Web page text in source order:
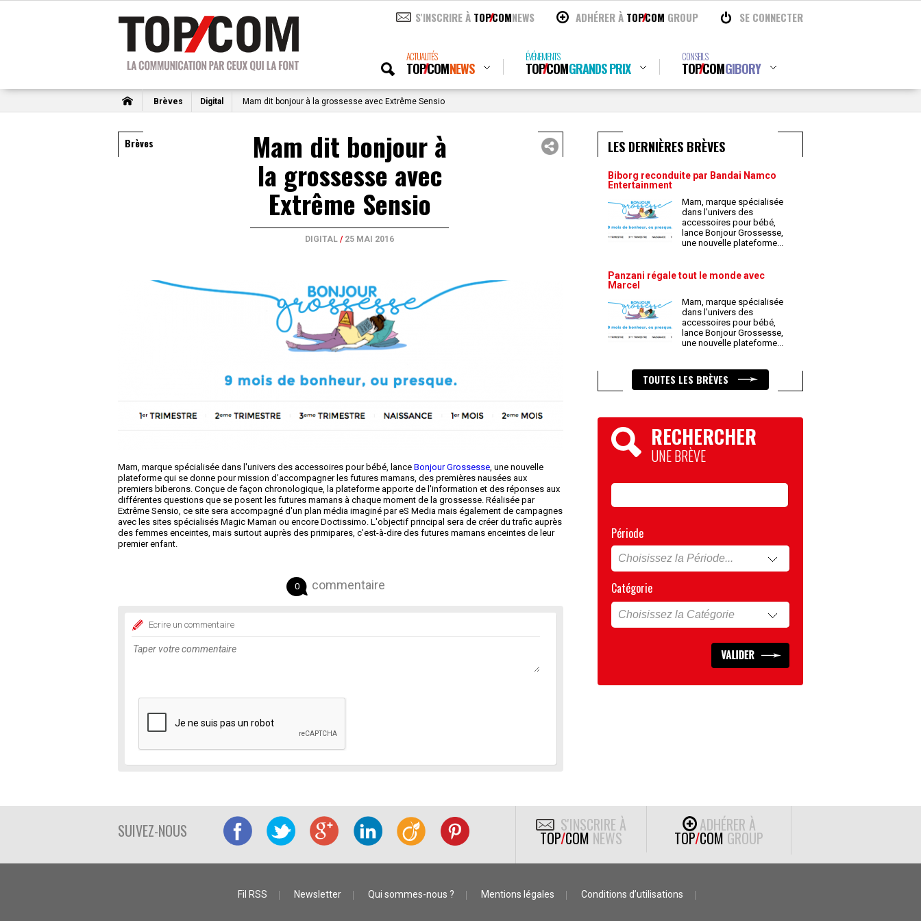
S'INSCRIRE À TOPCOMNEWS ADHÉRER À TOPCOM GROUP SE CONNECTER
ACTUALITÉS
TOPCOMNEWS
ÉVÉNEMENTS
TOPCOMGRANDS PRIX
CONSEILS
TOPCOMGIBORY
Brèves Digital Mam dit bonjour à la grossesse avec Extrême Sensio
Brèves Mam dit bonjour à
la grossesse avec
Extrême Sensio
DIGITAL / 25 MAI 2016
Mam, marque spécialisée dans l'univers des accessoires pour bébé, lance Bonjour Grossesse, une nouvelle
plateforme qui se donne pour mission d’accompagner les futures mamans, des premières nausées aux
premiers biberons. Conçue de façon chronologique, la plateforme apporte de l'information et des réponses aux
différentes questions que se posent les futures mamans à chaque moment de la grossesse. Réalisée par
Extrême Sensio, ce site sera accompagné d'un plan média imaginé par eS Media mais également de campagnes
avec les sites spécialisés Magic Maman ou encore Doctissimo. L'objectif principal sera de créer du trafic auprès
des femmes enceintes, mais surtout auprès des primipares, c'est-à-dire des futures mamans enceintes de leur
premier enfant.
0 commentaire
Ecrire un commentaire
LES DERNIÈRES BRÈVES
Biborg reconduite par Bandai Namco
Entertainment
Mam, marque spécialisée
dans l'univers des
accessoires pour bébé,
lance Bonjour Grossesse,
une nouvelle plateforme...
Panzani régale tout le monde avec
Marcel
Mam, marque spécialisée
dans l'univers des
accessoires pour bébé,
lance Bonjour Grossesse,
une nouvelle plateforme...
TOUTES LES BRÈVES
RECHERCHER
UNE BRÈVE
Période
Catégorie
SUIVEZ-NOUS S'INSCRIRE À
TOP/COM NEWS
ADHÉRER À
TOP/COM GROUP
Fil RSS Newsletter Qui sommes-nous ? Mentions légales Conditions d’utilisations